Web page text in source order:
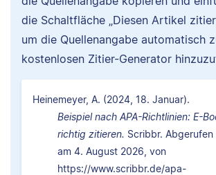
die Schaltfläche „Diesen Artikel
um die Quellenangabe automatisch
kostenlosen Zitier-Generator
Heinemeyer, A. (2024, 18. Januar).
Beispiel nach APA-Richtlinien: E-
richtig zitieren. Scribbr. Abgerufen
am 4. August 2026, von
https://www.scribbr.de/apa-